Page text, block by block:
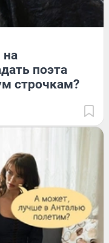
на
поэта
строчкам?